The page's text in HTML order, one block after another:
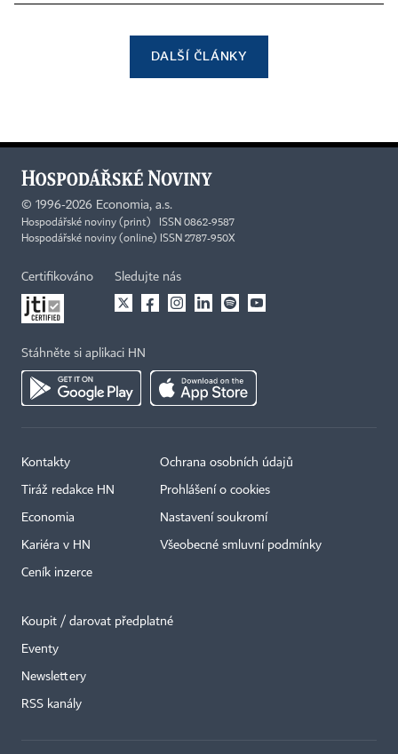
DALŠÍ ČLÁNKY
© 1996-2026 Economia, a.s.
Hospodářské noviny (print) ISSN 0862-9587
Hospodářské noviny (online) ISSN 2787-950X
Certifikováno Sledujte nás
Stáhněte si aplikaci HN
Kontakty
Tiráž redakce HN
Economia
Kariéra v HN
Ceník inzerce
Ochrana osobních údajů
Prohlášení o cookies
Nastavení soukromí
Všeobecné smluvní podmínky
Koupit / darovat předplatné
Eventy
Newslettery
RSS kanály